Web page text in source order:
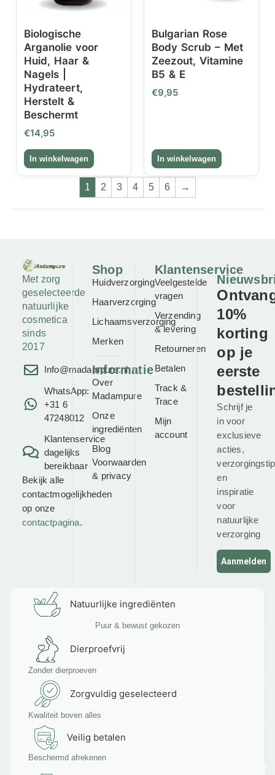
Biologische
Arganolie voor
Huid, Haar &
Nagels |
Hydrateert,
Herstelt &
Beschermt
€14,95
Bulgarian Rose
Body Scrub – Met
Zeezout, Vitamine
B5 & E
€9,95
1 2 3 4 5 6 →
Met zorg
geselecteerde
natuurlijke
cosmetica
sinds
2017
Info@madampure.nl
WhatsApp:
+31 6
47248012
Klantenservice
dagelijks
bereikbaar
Bekijk alle
contactmogelijkheden
op onze
contactpagina.
Shop
Huidverzorging
Haarverzorging
Lichaamsverzorging
Merken
Informatie
Over
Madampure
Onze
ingrediënten
Blog
Voorwaarden
& privacy
Klantenservice
Veelgestelde
vragen
Verzending
& levering
Retourneren
Betalen
Track &
Trace
Mijn
account
10%
korting
op je
eerste
Schrijf je
in voor
exclusieve
acties,
en
inspiratie
voor
natuurlijke
verzorging
Aanmelden
Natuurlijke ingrediënten
Puur & bewust gekozen
Dierproefvrij
Zonder dierproeven
Zorgvuldig geselecteerd
Kwaliteit boven alles
Veilig betalen
Beschermd afrekenen